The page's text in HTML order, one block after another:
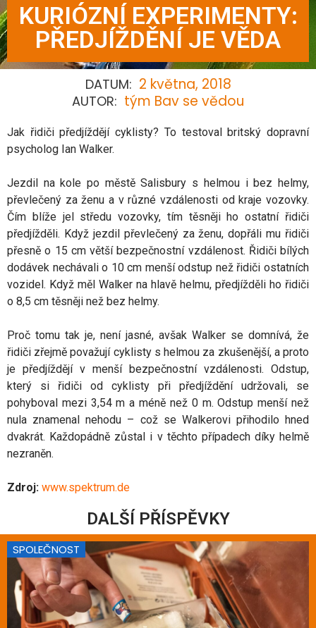
KURIÓZNÍ EXPERIMENTY:
PŘEDJÍŽDĚNÍ JE VĚDA
DATUM: 2 května, 2018
AUTOR: tým Bav se vědou
Jak řidiči předjíždějí cyklisty? To testoval britský dopravní
psycholog Ian Walker.
Jezdil na kole po městě Salisbury s helmou i bez helmy,
převlečený za ženu a v různé vzdálenosti od kraje vozovky.
Čím blíže jel středu vozovky, tím těsněji ho ostatní řidiči
předjížděli. Když jezdil převlečený za ženu, dopřáli mu řidiči
přesně o 15 cm větší bezpečnostní vzdálenost. Řidiči bílých
dodávek nechávali o 10 cm menší odstup než řidiči ostatních
vozidel. Když měl Walker na hlavě helmu, předjížděli ho řidiči
o 8,5 cm těsněji než bez helmy.
Proč tomu tak je, není jasné, avšak Walker se domnívá, že
řidiči zřejmě považují cyklisty s helmou za zkušenější, a proto
je předjíždějí v menší bezpečnostní vzdálenosti. Odstup,
který si řidiči od cyklisty při předjíždění udržovali, se
pohyboval mezi 3,54 m a méně než 0 m. Odstup menší než
nula znamenal nehodu – což se Walkerovi přihodilo hned
dvakrát. Každopádně zůstal i v těchto případech díky helmě
nezraněn.
Zdroj: www.spektrum.de
DALŠÍ PŘÍSPĚVKY
SPOLEČNOST